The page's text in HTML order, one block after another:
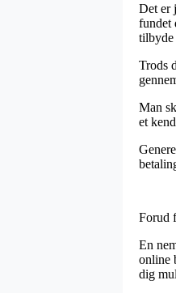
Det er
fundet
tilbyde
Trods
Man
et
Forud
En
online
dig